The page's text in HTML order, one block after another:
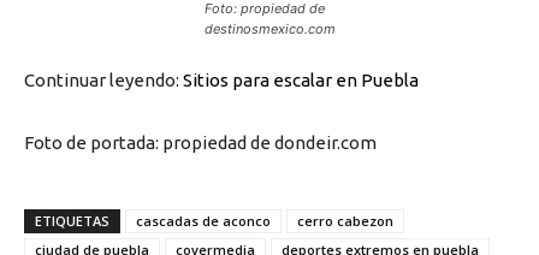
Foto: propiedad de
destinosmexico.com
Continuar leyendo: Sitios para escalar en Puebla
Foto de portada: propiedad de dondeir.com
ETIQUETAS cascadas de aconco
cerro cabezon
ciudad de puebla
covermedia
deportes extremos en puebla